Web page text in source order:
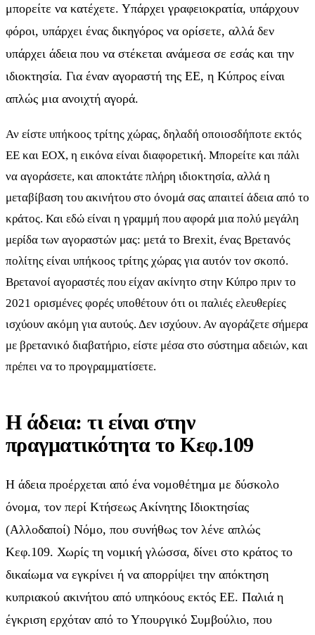
μπορείτε να κατέχετε. Υπάρχει γραφειοκρατία, υπάρχουν
φόροι, υπάρχει ένας δικηγόρος να ορίσετε, αλλά δεν
υπάρχει άδεια που να στέκεται ανάμεσα σε εσάς και την
ιδιοκτησία. Για έναν αγοραστή της ΕΕ, η Κύπρος είναι
απλώς μια ανοιχτή αγορά.
Αν είστε υπήκοος τρίτης χώρας, δηλαδή οποιοσδήποτε εκτός
ΕΕ και ΕΟΧ, η εικόνα είναι διαφορετική. Μπορείτε και πάλι
να αγοράσετε, και αποκτάτε πλήρη ιδιοκτησία, αλλά η
μεταβίβαση του ακινήτου στο όνομά σας απαιτεί άδεια από το
κράτος. Και εδώ είναι η γραμμή που αφορά μια πολύ μεγάλη
μερίδα των αγοραστών μας: μετά το Brexit, ένας Βρετανός
πολίτης είναι υπήκοος τρίτης χώρας για αυτόν τον σκοπό.
Βρετανοί αγοραστές που είχαν ακίνητο στην Κύπρο πριν το
2021 ορισμένες φορές υποθέτουν ότι οι παλιές ελευθερίες
ισχύουν ακόμη για αυτούς. Δεν ισχύουν. Αν αγοράζετε σήμερα
με βρετανικό διαβατήριο, είστε μέσα στο σύστημα αδειών, και
πρέπει να το προγραμματίσετε.
Η άδεια: τι είναι στην
πραγματικότητα το Κεφ.109
Η άδεια προέρχεται από ένα νομοθέτημα με δύσκολο
όνομα, τον περί Κτήσεως Ακίνητης Ιδιοκτησίας
(Αλλοδαποί) Νόμο, που συνήθως τον λένε απλώς
Κεφ.109. Χωρίς τη νομική γλώσσα, δίνει στο κράτος το
δικαίωμα να εγκρίνει ή να απορρίψει την απόκτηση
κυπριακού ακινήτου από υπηκόους εκτός ΕΕ. Παλιά η
έγκριση ερχόταν από το Υπουργικό Συμβούλιο, που